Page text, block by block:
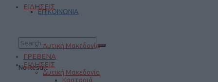
ΕΠΙΚΟΙΝΩΝΙΑ
No Result
ΕΙΔΗΣΕΙΣ
Δυτική Μακεδονία
ΓΡΕΒΕΝΑ
ΕΙΔΗΣΕΙΣ
Δυτική Μακεδονία
Καστοριά